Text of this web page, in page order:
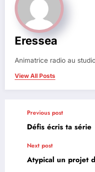
Eressea
Animatrice radio au
View All Posts
Previous post
Défis écris ta série
Next post
Atypical un projet